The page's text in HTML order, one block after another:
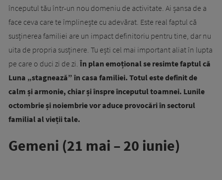
începutul tău într-un nou domeniu de activitate. Ai șansa de a
face ceva care te împlinește cu adevărat. Este real faptul că
susținerea familiei are un impact definitoriu pentru tine, dar nu
uita de propria susținere. Tu ești cel mai important aliat în lupta
pe care o duci zi de zi. În plan emoțional se resimte faptul că
Luna „stagnează” în casa familiei. Totul este definit de
calm și armonie, chiar și înspre începutul toamnei. Lunile
octombrie și noiembrie vor aduce provocări în sectorul
familial al vieții tale.
Gemeni (21 mai – 20 iunie)